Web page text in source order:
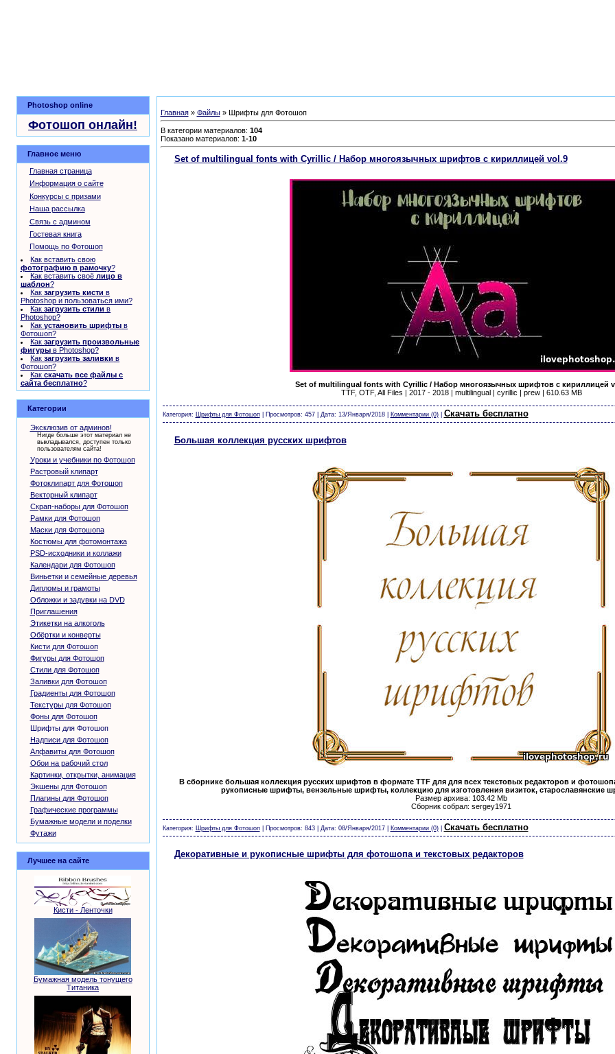
Photoshop online
Фотошоп онлайн!
Главное меню
Главная страница
Информация о сайте
Конкурсы с призами
Наша рассылка
Связь с админом
Гостевая книга
Помощь по Фотошоп
Как вставить свою
фотографию в рамочку?
Как вставить своёлицо в
шаблон?
Какзагрузить кисти в
Photoshop и пользоваться ими?
Какзагрузить стили в
Photoshop?
Какустановить шрифты в
Фотошоп?
Какзагрузить произвольные
фигурыв Photoshop?
Какзагрузить заливки в
Фотошоп?
Какскачать все файлы с
сайта бесплатно?
Категории
Эксклюзив от админов!
Нигде больше этот материал не
выкладывался, доступен только
пользователям сайта!
Уроки и учебники по Фотошоп
Растровый клипарт
Фотоклипарт для Фотошоп
Векторный клипарт
Скрап-наборы для Фотошоп
Рамки для Фотошоп
Маски для Фотошопа
Костюмы для фотомонтажа
PSD-исходники и коллажи
Календари для Фотошоп
Виньетки и семейные деревья
Дипломы и грамоты
Обложки и задувки на DVD
Приглашения
Этикетки на алкоголь
Обёртки и конверты
Кисти для Фотошоп
Фигуры для Фотошоп
Стили для Фотошоп
Заливки для Фотошоп
Градиенты для Фотошоп
Текстуры для Фотошоп
Фоны для Фотошоп
Шрифты для Фотошоп
Надписи для Фотошоп
Алфавиты для Фотошоп
Обои на рабочий стол
Картинки, открытки, анимация
Экшены для Фотошоп
Плагины для Фотошоп
Графические программы
Бумажные модели и поделки
Футажи
Лучшее на сайте
Кисти - Ленточки
Бумажная модель тонущего
Титаника
Главная» Файлы» Шрифты для Фотошоп
В категории материалов: 104
Показано материалов: 1-10
Set of multilingual fonts with Cyrillic / Набор многоязычных шрифтов с кириллицей vol.9
Set of multilingual fonts with Cyrillic / Набор многоязычных шрифтов с кириллицей
TTF, OTF, All Files | 2017 - 2018 | multilingual | cyrillic | prew | 610.63 MB
Категория: Шрифты для Фотошоп| Просмотров: 457 | Дата: 13/Января/2018| Комментарии (0)| Скачать бесплатно
Большая коллекция русских шрифтов
В сборнике большая коллекция русских шрифтов в формате TTF для для всех текстовых редакторов и
рукописные шрифты, вензельные шрифты, коллекцию для изготовления визиток, старославянские
Размер архива: 103.42 Mb
Сборник собрал: sergey1971
Категория: Шрифты для Фотошоп| Просмотров: 843 | Дата: 08/Января/2017| Комментарии (0)| Скачать бесплатно
Декоративные и рукописные шрифты для фотошопа и текстовых редакторов